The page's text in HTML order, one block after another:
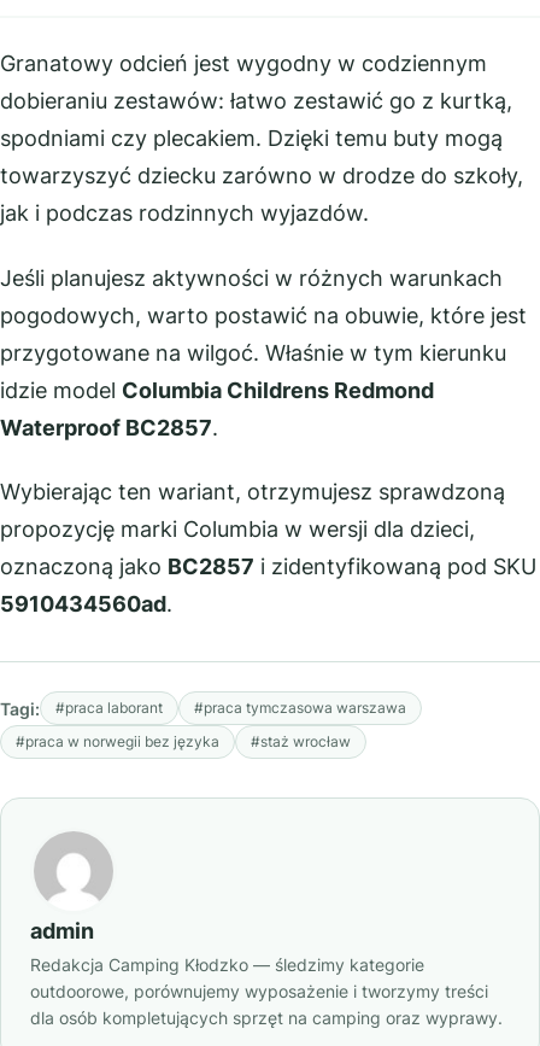
Granatowy odcień jest wygodny w codziennym
dobieraniu zestawów: łatwo zestawić go z kurtką,
spodniami czy plecakiem. Dzięki temu buty mogą
towarzyszyć dziecku zarówno w drodze do szkoły,
jak i podczas rodzinnych wyjazdów.
Jeśli planujesz aktywności w różnych warunkach
pogodowych, warto postawić na obuwie, które jest
przygotowane na wilgoć. Właśnie w tym kierunku
idzie model Columbia Childrens Redmond
Waterproof BC2857.
Wybierając ten wariant, otrzymujesz sprawdzoną
propozycję marki Columbia w wersji dla dzieci,
oznaczoną jako BC2857 i zidentyfikowaną pod SKU
5910434560ad.
Tagi: #praca laborant
#praca tymczasowa warszawa
#praca w norwegii bez języka
#staż wrocław
admin
Redakcja Camping Kłodzko — śledzimy kategorie
outdoorowe, porównujemy wyposażenie i tworzymy treści
dla osób kompletujących sprzęt na camping oraz wyprawy.